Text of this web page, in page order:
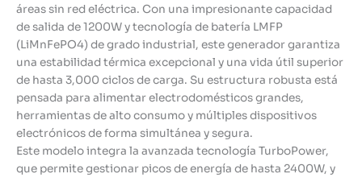
áreas sin red eléctrica. Con una impresionante capacidad
de salida de 1200W y tecnología de batería LMFP
(LiMnFePO4) de grado industrial, este generador garantiza
una estabilidad térmica excepcional y una vida útil superior
de hasta 3,000 ciclos de carga. Su estructura robusta está
pensada para alimentar electrodomésticos grandes,
herramientas de alto consumo y múltiples dispositivos
electrónicos de forma simultánea y segura.
Este modelo integra la avanzada tecnología TurboPower,
que permite gestionar picos de energía de hasta 2400W, y